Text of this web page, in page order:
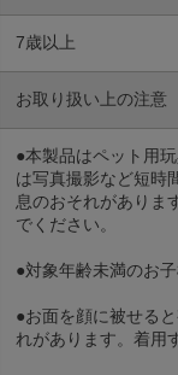
7歳以上
お取り扱い上の注意
●本製品はペット用
は写真撮影など短時
息のおそれがありま
でください。
●対象年齢未満のお
●お面を顔に被せる
れがあります。着用